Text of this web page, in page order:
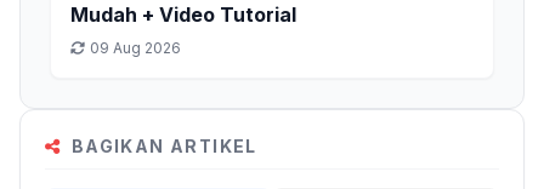
Mudah + Video Tutorial
09 Aug 2026
BAGIKAN ARTIKEL